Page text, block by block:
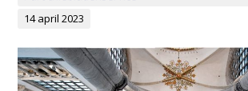
14 april 2023